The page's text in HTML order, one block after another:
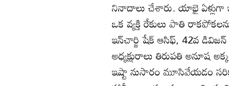
నినాదాలు చేశారు. యాభై
ఒక వ్యక్తి రేకులు పాతి
ఇన్‌చార్జి షేక్‌ ఆసిఫ్‌, 42వ
అధ్యక్షురాలు తిరుపతి అనూష
ఇష్టా నుసారం మూసివేయడం